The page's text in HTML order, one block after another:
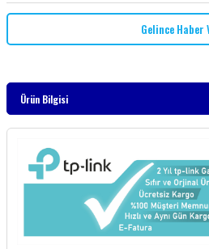
Gelince Haber
Ürün Bilgisi